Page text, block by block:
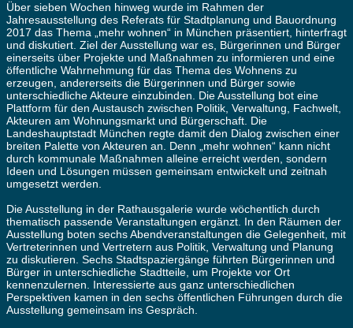
Über sieben Wochen hinweg wurde im Rahmen der
Jahresausstellung des Referats für Stadtplanung und Bauordnung
2017 das Thema „mehr wohnen“ in München präsentiert, hinterfragt
und diskutiert. Ziel der Ausstellung war es, Bürgerinnen und Bürger
einerseits über Projekte und Maßnahmen zu informieren und eine
öffentliche Wahrnehmung für das Thema des Wohnens zu
erzeugen, andererseits die Bürgerinnen und Bürger sowie
unterschiedliche Akteure einzubinden. Die Ausstellung bot eine
Plattform für den Austausch zwischen Politik, Verwaltung, Fachwelt,
Akteuren am Wohnungsmarkt und Bürgerschaft. Die
Landeshauptstadt München regte damit den Dialog zwischen einer
breiten Palette von Akteuren an. Denn „mehr wohnen“ kann nicht
durch kommunale Maßnahmen alleine erreicht werden, sondern
Ideen und Lösungen müssen gemeinsam entwickelt und zeitnah
umgesetzt werden.
Die Ausstellung in der Rathausgalerie wurde wöchentlich durch
thematisch passende Veranstaltungen ergänzt. In den Räumen der
Ausstellung boten sechs Abendveranstaltungen die Gelegenheit, mit
Vertreterinnen und Vertretern aus Politik, Verwaltung und Planung
zu diskutieren. Sechs Stadtspaziergänge führten Bürgerinnen und
Bürger in unterschiedliche Stadtteile, um Projekte vor Ort
kennenzulernen. Interessierte aus ganz unterschiedlichen
Perspektiven kamen in den sechs öffentlichen Führungen durch die
Ausstellung gemeinsam ins Gespräch.